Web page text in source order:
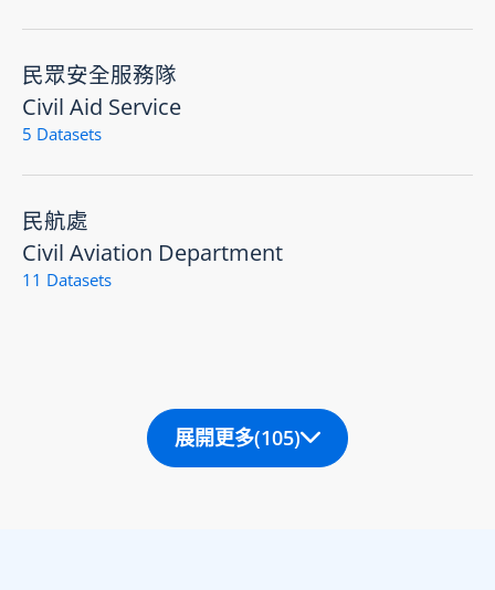
民眾安全服務隊
Civil Aid Service
5 Datasets
民航處
Civil Aviation Department
11 Datasets
展開更多(105)